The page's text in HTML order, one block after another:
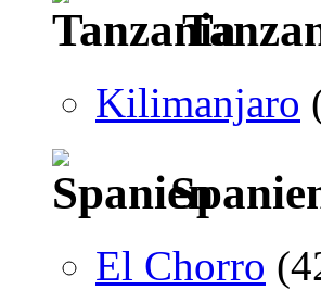
Kilimanjaro
El Chorro